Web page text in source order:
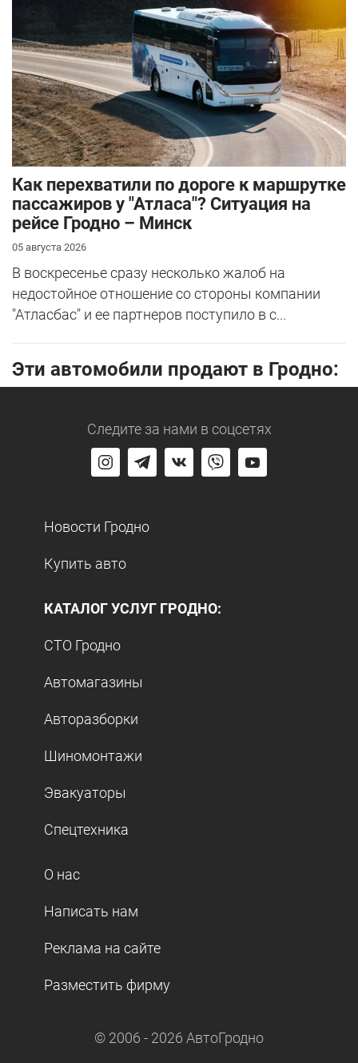
Как перехватили по дороге к маршрутке
пассажиров у "Атласа"? Ситуация на
рейсе Гродно – Минск
05 августа 2026
В воскресенье сразу несколько жалоб на
недостойное отношение со стороны компании
"Атласбас" и ее партнеров поступило в с...
Эти автомобили продают в Гродно:
Следите за нами в соцсетях
Новости Гродно
Купить авто
КАТАЛОГ УСЛУГ ГРОДНО:
СТО Гродно
Автомагазины
Авторазборки
Шиномонтажи
Эвакуаторы
Спецтехника
О нас
Написать нам
Реклама на сайте
Разместить фирму
© 2006 - 2026 АвтоГродно